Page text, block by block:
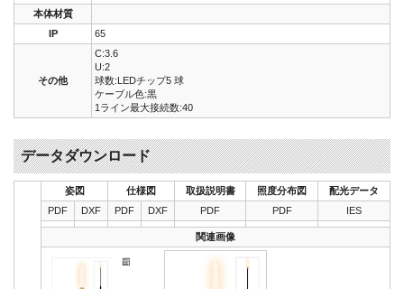
本体材質
IP
65
その他
C:3.6
U:2
球数:LEDチップ5 球
ケーブル色:黒
1ライン最大接続数:40
データダウンロード
姿図 仕様図 取扱説明書 照度分布図
配光データ
PDF
DXF PDF DXF PDF PDF IES
関連画像